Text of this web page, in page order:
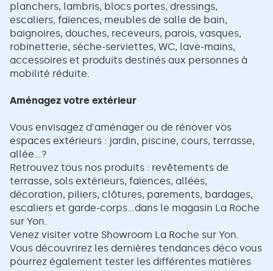
planchers, lambris, blocs portes, dressings,
escaliers, faïences, meubles de salle de bain,
baignoires, douches, receveurs, parois, vasques,
robinetterie, sèche-serviettes, WC, lave-mains,
accessoires et produits destinés aux personnes à
mobilité réduite.
Aménagez votre extérieur
Vous envisagez d'aménager ou de rénover vos
espaces extérieurs : jardin, piscine, cours, terrasse,
allée...?
Retrouvez tous nos produits : revêtements de
terrasse, sols extérieurs, faïences, allées,
décoration, piliers, clôtures, parements, bardages,
escaliers et garde-corps...dans le magasin La Roche
sur Yon.
Venez visiter votre Showroom La Roche sur Yon.
Vous découvrirez les dernières tendances déco vous
pourrez également tester les différentes matières